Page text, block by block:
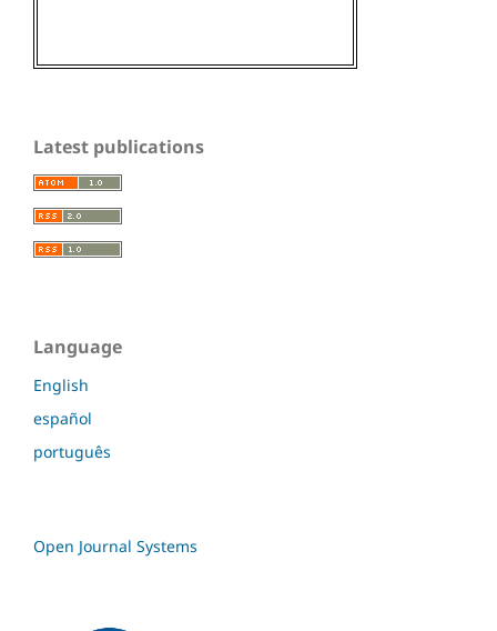
Latest publications
Language
English
español
português
Open Journal Systems